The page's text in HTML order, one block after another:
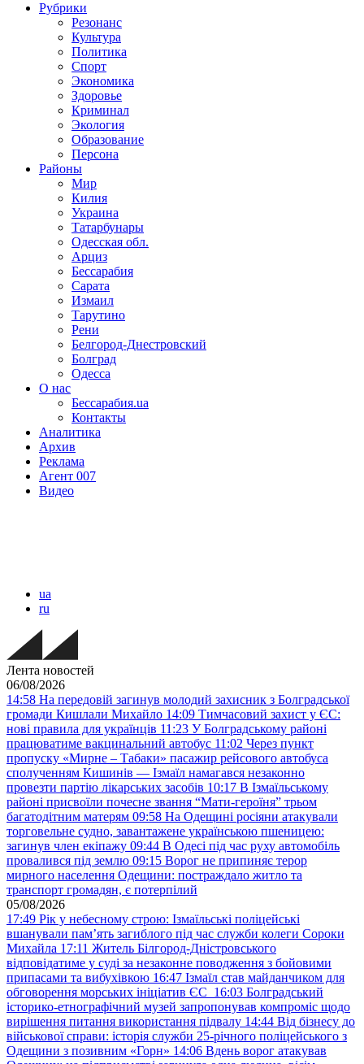
Рубрики
Резонанс
Культура
Политика
Спорт
Экономика
Здоровье
Криминал
Экология
Образование
Персона
Районы
Мир
Килия
Украина
Татарбунары
Одесская обл.
Арциз
Бессарабия
Сарата
Измаил
Тарутино
Рени
Белгород-Днестровский
Болград
Одесса
О нас
Бессарабия.ua
Контакты
Аналитика
Архив
Реклама
Агент 007
Видео
ua
ru
Лента новостей
06/08/2026
14:58 На передовій загинув молодий захисник з Болградської
громади Кишлали Михайло 14:09 Тимчасовий захист у ЄС:
нові правила для українців 11:23 У Болградському районі
працюватиме вакцинальний автобус 11:02 Через пункт
пропуску «Мирне – Табаки» пасажир рейсового автобуса
сполученням Кишинів — Ізмаїл намагався незаконно
провезти партію лікарських засобів 10:17 В Ізмаїльському
районі присвоїли почесне звання “Мати-героїня” трьом
багатодітним матерям 09:58 На Одещині росіяни атакували
торговельне судно, завантажене українською пшеницею:
загинув член екіпажу 09:44 В Одесі під час руху автомобіль
провалився під землю 09:15 Ворог не припиняє терор
мирного населення Одещини: постраждало житло та
транспорт громадян, є потерпілий
05/08/2026
17:49 Рік у небесному строю: Ізмаїльські поліцейські
вшанували пам’ять загиблого під час служби колеги Сороки
Михайла 17:11 Житель Білгород-Дністровського
відповідатиме у суді за незаконне поводження з бойовими
припасами та вибухівкою 16:47 Ізмаїл став майданчиком для
обговорення морських ініціатив ЄС 16:03 Болградський
історико-етнографічний музей запропонував компроміс щодо
вирішення питання використання підвалу 14:44 Від бізнесу до
військової справи: історія служби 25-річного поліцейського з
Одещини з позивним «Горн» 14:06 Вдень ворог атакував